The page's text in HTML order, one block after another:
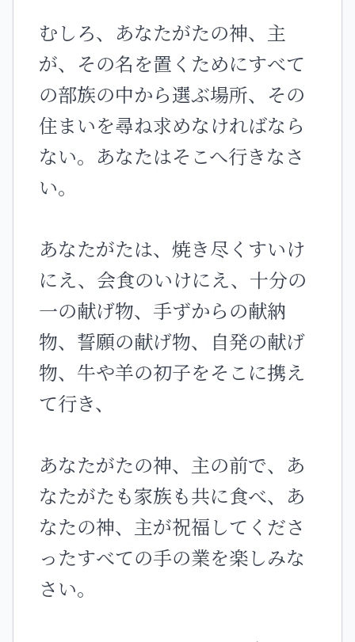
むしろ、あなたがたの神、主
が、その名を置くためにすべて
の部族の中から選ぶ場所、その
住まいを尋ね求めなければなら
ない。あなたはそこへ行きなさ
い。
あなたがたは、焼き尽くすいけ
にえ、会食のいけにえ、十分の
一の献げ物、手ずからの献納
物、誓願の献げ物、自発の献げ
物、牛や羊の初子をそこに携え
て行き、
あなたがたの神、主の前で、あ
なたがたも家族も共に食べ、あ
なたの神、主が祝福してくださ
ったすべての手の業を楽しみな
さい。